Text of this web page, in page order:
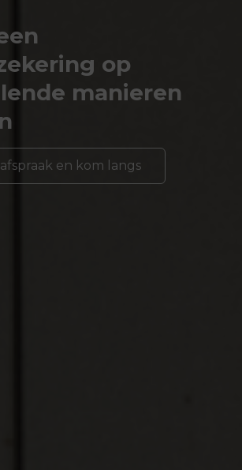
op
manieren
en kom langs